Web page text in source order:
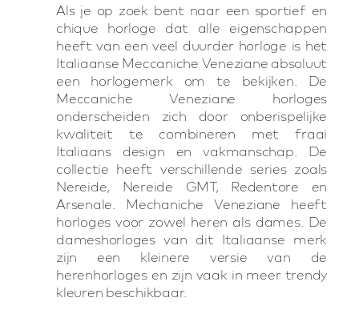
Als je op zoek bent naar een sportief en
chique horloge dat alle eigenschappen
heeft van een veel duurder horloge is het
Italiaanse Meccaniche Veneziane absoluut
een horlogemerk om te bekijken. De
Meccaniche Veneziane horloges
onderscheiden zich door onberispelijke
kwaliteit te combineren met fraai
Italiaans design en vakmanschap. De
collectie heeft verschillende series zoals
Nereide, Nereide GMT, Redentore en
Arsenale. Mechaniche Veneziane heeft
horloges voor zowel heren als dames. De
dameshorloges van dit Italiaanse merk
zijn een kleinere versie van de
herenhorloges en zijn vaak in meer trendy
kleuren beschikbaar.